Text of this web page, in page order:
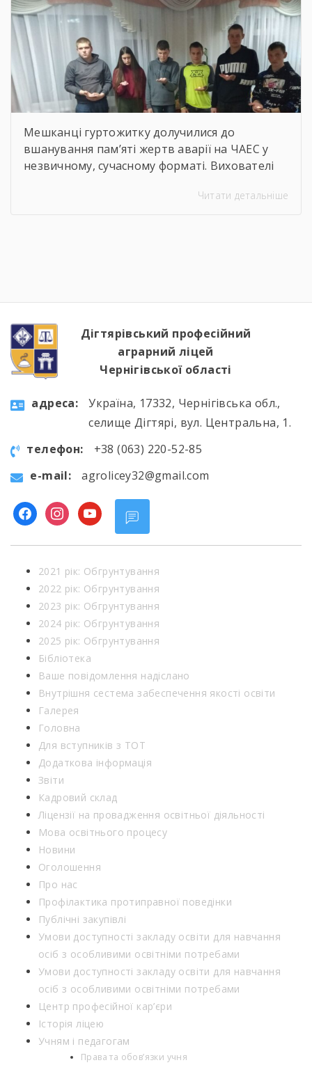
Мешканці гуртожитку долучилися до
вшанування пам’яті жертв аварії на ЧАЕС у
незвичному, сучасному форматі. Вихователі
організували та провели для студентів
подій фатальної ночі 1986 року, дізналися про
наслідки катастрофи для екології України […]
Читати детальніше
Дігтярівський професійний
аграрний ліцей
Чернігівської області
aдресa:
Україна, 17332, Чернігівська обл.,
селище Дігтярі, вул. Центральна, 1.
телефон:
+38 (063) 220-52-85
e-mail:
agrolicey32@gmail.com
facebookinstagram
youtube
2021 рік: Обгрунтування
2022 рік: Обгрунтування
2023 рік: Обгрунтування
2024 рік: Обгрунтування
2025 рік: Обгрунтування
Бібліотека
Ваше повідомлення надіслано
Внутрішня сестема забеспечення якості освіти
Галерея
Головна
Для вступників з ТОТ
Додаткова інформація
Звіти
Кадровий склад
Ліцензії на провадження освітньої діяльності
Мова освітнього процесу
Новини
Оголошення
Про нас
Профілактика протиправної поведінки
Публічні закупівлі
Умови доступності закладу освіти для навчання
осіб з особливими освітніми потребами
Умови доступності закладу освіти для навчання
осіб з особливими освітніми потребами
Центр професійної кар’єри
Історія ліцею
Учням і педагогам
Права та обов’язки учня